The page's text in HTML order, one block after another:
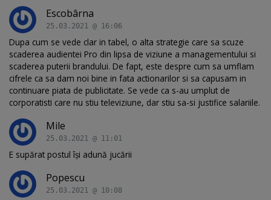
Escobârna
25.03.2021 @ 16:06
Dupa cum se vede clar in tabel, o alta strategie care sa scuze
scaderea audientei Pro din lipsa de viziune a managementului si
scaderea puterii brandului. De fapt, este despre cum sa umflam
cifrele ca sa dam noi bine in fata actionarilor si sa capusam in
continuare piata de publicitate. Se vede ca s-au umplut de
corporatisti care nu stiu televiziune, dar stiu sa-si justifice salariile.
Mile
25.03.2021 @ 11:01
E supărat postul își adună jucării
Popescu
25.03.2021 @ 10:08